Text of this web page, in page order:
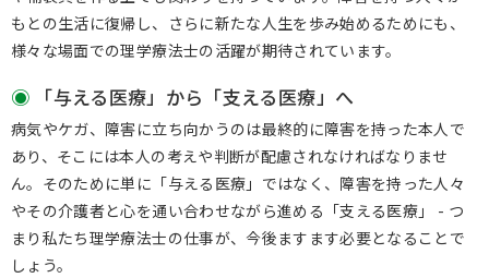
もとの生活に復帰し、さらに新たな人生を歩み始めるためにも、
様々な場面での理学療法士の活躍が期待されています。
「与える医療」から「支える医療」へ
病気やケガ、障害に立ち向かうのは最終的に障害を持った本人で
あり、そこには本人の考えや判断が配慮されなければなりませ
ん。そのために単に「与える医療」ではなく、障害を持った人々
やその介護者と心を通い合わせながら進める「支える医療」 - つ
まり私たち理学療法士の仕事が、今後ますます必要となることで
しょう。